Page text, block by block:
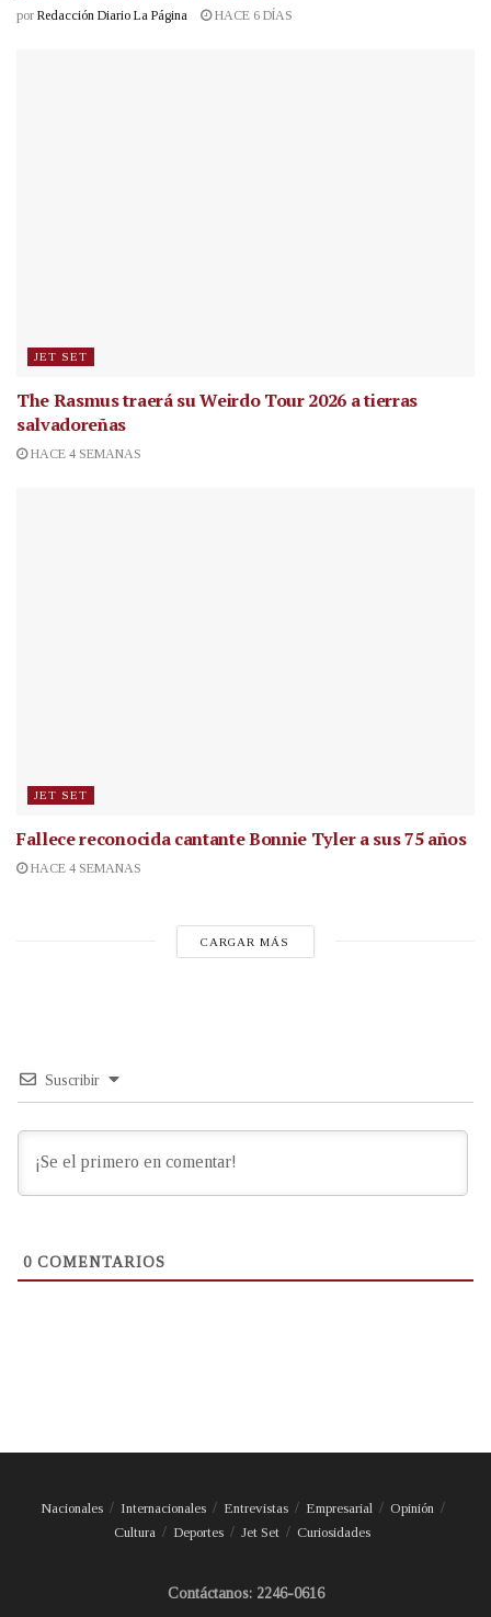
por Redacción Diario La Página HACE 6 DÍAS
JET SET
The Rasmus traerá su Weirdo Tour 2026 a tierras
salvadoreñas
HACE 4 SEMANAS
JET SET
Fallece reconocida cantanteBonnie Tyler a sus 75 años
HACE 4 SEMANAS
CARGAR MÁS
Suscribir
0 COMENTARIOS
Nacionales Internacionales Entrevistas Empresarial
Opinión
Cultura
Deportes Jet Set Curiosidades
Contáctanos: 2246-0616